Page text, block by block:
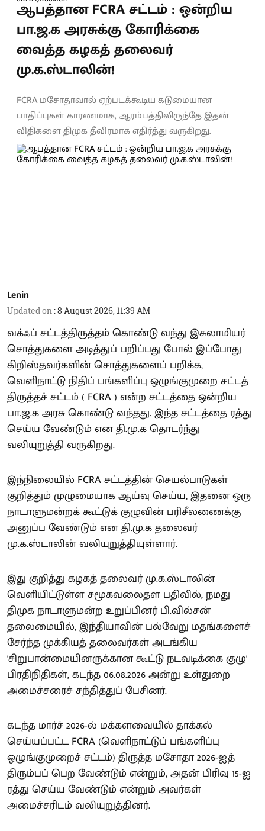
ஆபத்தான FCRA சட்டம் : ஒன்றிய
பா.ஜ.க அரசுக்கு கோரிக்கை
வைத்த கழகத் தலைவர்
மு.க.ஸ்டாலின்!
FCRA மசோதாவால் ஏற்படக்கூடிய கடுமையான
பாதிப்புகள் காரணமாக, ஆரம்பத்திலிருந்தே இதன்
விதிகளை திமுக தீவிரமாக எதிர்த்து வருகிறது.
Lenin
Updated on :8 August 2026, 11:39 AM
வக்ஃப் சட்டத்திருத்தம் கொண்டு வந்து இசுலாமியர்
சொத்துகளை அடித்துப் பறிப்பது போல் இப்போது
கிறிஸ்தவர்களின் சொத்துகளைப் பறிக்க,
வெளிநாட்டு நிதிப் பங்களிப்பு ஒழுங்குமுறை சட்டத்
திருத்தச் சட்டம் ( FCRA ) என்ற சட்டத்தை ஒன்றிய
பா.ஜ.க அரசு கொண்டு வந்தது. இந்த சட்டத்தை ரத்து
செய்ய வேண்டும் என தி.மு.க தொடர்ந்து
வலியுறுத்தி வருகிறது.
இந்நிலையில் FCRA சட்டத்தின் செயல்பாடுகள்
குறித்தும் முழுமையாக ஆய்வு செய்ய, இதனை ஒரு
நாடாளுமன்றக் கூட்டுக் குழுவின் பரிசீலணைக்கு
அனுப்ப வேண்டும் என தி.மு.க தலைவர்
மு.க.ஸ்டாலின் வலியுறுத்தியுள்ளார்.
இது குறித்து கழகத் தலைவர் மு.க.ஸ்டாலின்
வெளியிட்டுள்ள சமூகவலைதள பதிவில், நமது
திமுக நாடாளுமன்ற உறுப்பினர் பி.வில்சன்
தலைமையில், இந்தியாவின் பல்வேறு மதங்களைச்
சேர்ந்த முக்கியத் தலைவர்கள் அடங்கிய
'சிறுபான்மையினருக்கான கூட்டு நடவடிக்கை குழு'
பிரதிநிதிகள், கடந்த 06.08.2026 அன்று உள்துறை
அமைச்சரைச் சந்தித்துப் பேசினர்.
கடந்த மார்ச் 2026-ல் மக்களவையில் தாக்கல்
செய்யப்பட்ட FCRA (வெளிநாட்டுப் பங்களிப்பு
ஒழுங்குமுறைச் சட்டம்) திருத்த மசோதா 2026-ஐத்
திரும்பப் பெற வேண்டும் என்றும், அதன் பிரிவு 15-ஐ
ரத்து செய்ய வேண்டும் என்றும் அவர்கள்
அமைச்சரிடம் வலியுறுத்தினர்.